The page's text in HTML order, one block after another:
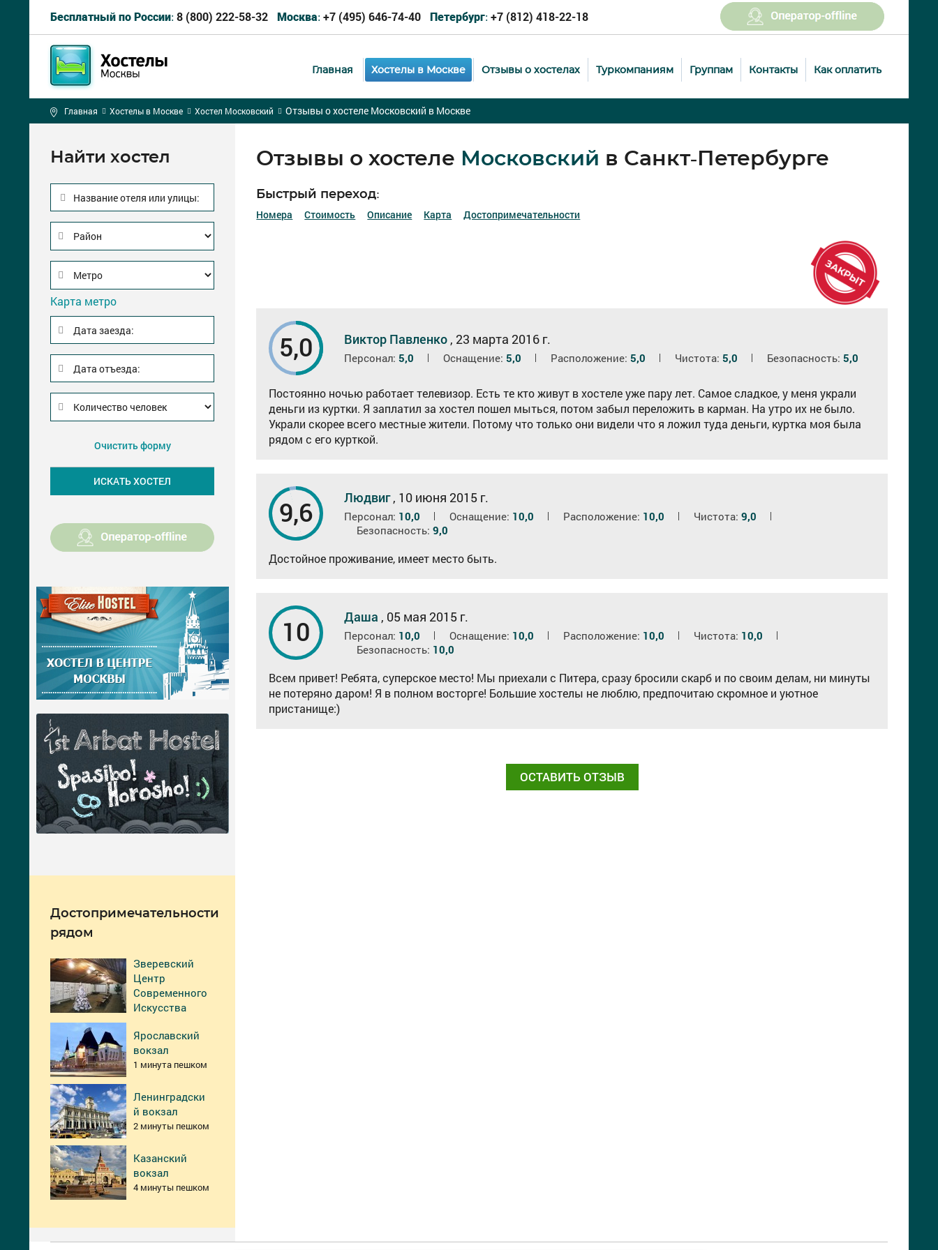
Бесплатный по России: 8 (800) 222-58-32 Москва: +7 (495) 646-74-40 Петербург: +7 (812) 418-22-18
Главная Хостелы в Москве Отзывы о хостелах Туркомпаниям Группам Контакты Как оплатить
Главная Хостелы в Москве Хостел Московский Отзывы о хостеле Московский в Москве
Найти хостел
Название отеля или улицы:
Карта метро
Дата заезда:
Дата отъезда:
Очистить форму
Достопримечательности
рядом
Зверевский
Центр
Современного
Искусства
Ярославский
вокзал
1 минута пешком
Ленинградски
й вокзал
2 минуты пешком
Казанский
вокзал
4 минуты пешком
Отзывы о хостеле Московский в Санкт-Петербурге
Быстрый переход:
Номера Стоимость Описание Карта Достопримечательности
5,0 Виктор Павленко , 23 марта 2016 г.
Персонал:5,0 Оснащение:5,0 Расположение:5,0 Чистота:5,0 Безопасность:5,0
Постоянно ночью работает телевизор. Есть те кто живут в хостеле уже пару лет. Cамое сладкое, у меня украли
деньги из куртки. Я заплатил за хостел пошел мыться, потом забыл переложить в карман. На утро их не было.
Украли скорее всего местные жители. Потому что только они видели что я ложил туда деньги, куртка моя была
рядом с его курткой.
9,6 Людвиг, 10 июня 2015 г.
Персонал: 10,0 Оснащение: 10,0 Расположение: 10,0 Чистота:9,0
Безопасность:9,0
Достойное проживание, имеет место быть.
10 Даша , 05 мая 2015 г.
Персонал: 10,0 Оснащение: 10,0 Расположение: 10,0 Чистота: 10,0
Безопасность: 10,0
Всем привет! Ребята, суперское место! Мы приехали с Питера, сразу бросили скарб и по своим делам, ни минуты
не потеряно даром! Я в полном восторге! Большие хостелы не люблю, предпочитаю скромное и уютное
пристанище:)
ОСТАВИТЬ ОТЗЫВ